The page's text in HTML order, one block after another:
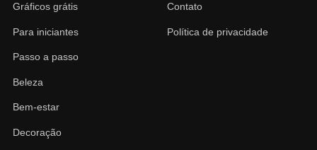
Gráficos grátis
Para iniciantes
Passo a passo
Beleza
Bem-estar
Decoração
Contato
Política de privacidade